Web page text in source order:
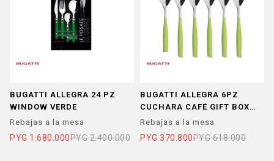
BUGATTI ALLEGRA 24 PZ
WINDOW VERDE
Rebajas a la mesa
PYG 1.680.000PYG 2.400.000
BUGATTI ALLEGRA 6PZ
CUCHARA CAFÉ GIFT BOX
VERDE
Rebajas a la mesa
PYG 370.800PYG 618.000